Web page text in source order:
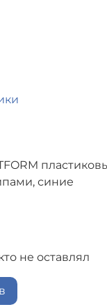
синие
не оставлял